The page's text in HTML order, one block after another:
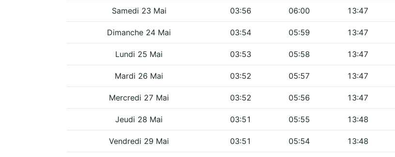
Samedi 23 Mai 03:56 06:00 13:47
Dimanche 24 Mai 03:54 05:59 13:47
Lundi 25 Mai 03:53 05:58 13:47
Mardi 26 Mai 03:52 05:57 13:47
Mercredi 27 Mai 03:52 05:56 13:47
Jeudi 28 Mai 03:51 05:55 13:48
Vendredi 29 Mai 03:51 05:54 13:48